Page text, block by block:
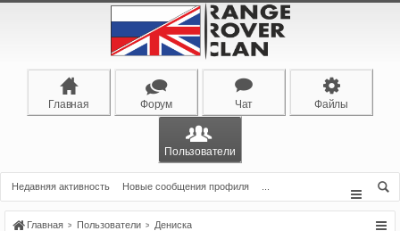
Главная Форум Чат Файлы
Пользователи
Недавняя активность Новые сообщения профиля
Главная Пользователи Дениска